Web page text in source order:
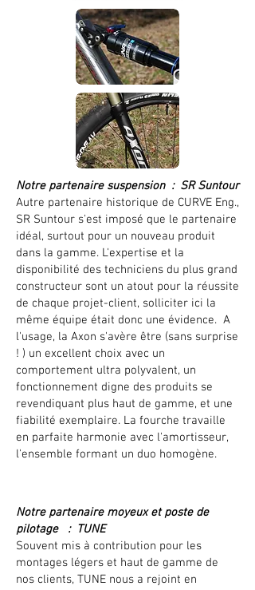
Notre partenaire suspension : SR Suntour
Autre partenaire historique de CURVE Eng.,
SR Suntour s'est imposé que le partenaire
idéal, surtout pour un nouveau produit
dans la gamme. L'expertise et la
disponibilité des techniciens du plus grand
constructeur sont un atout pour la réussite
de chaque projet-client, solliciter ici la
même équipe était donc une évidence. A
l'usage, la Axon s'avère être (sans surprise
! ) un excellent choix avec un
comportement ultra polyvalent, un
fonctionnement digne des produits se
revendiquant plus haut de gamme, et une
fiabilité exemplaire. La fourche travaille
en parfaite harmonie avec l'amortisseur,
l'ensemble formant un duo homogène.
Notre partenaire moyeux et poste de
pilotage : TUNE
Souvent mis à contribution pour les
montages légers et haut de gamme de
nos clients, TUNE nous a rejoint en